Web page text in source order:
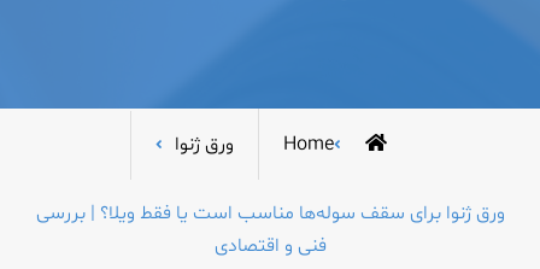
Home ورق ژنوا
ورق ژنوا برای سقف سوله‌ها مناسب است یا فقط ویلا؟ | بررسی
فنی و اقتصادی